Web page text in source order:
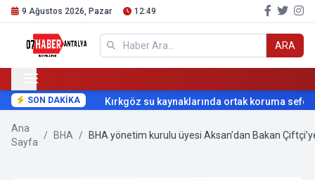
9 Ağustos 2026, Pazar 12:49
ARA
SON DAKİKA Kırkgöz su kaynaklarında ortak koruma
Ana
Sayfa
/ BHA / BHA yönetim kurulu üyesi Aksan’dan Bakan